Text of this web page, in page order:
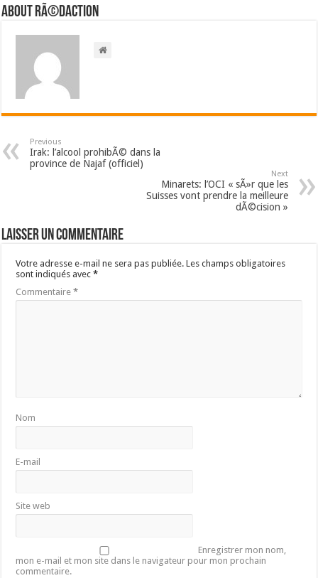
About RÃ©daction
Previous
Irak: l’alcool prohibÃ© dans la
province de Najaf (officiel)
Next
Minarets: l’OCI « sÃ»r que les
Suisses vont prendre la meilleure
dÃ©cision »
Laisser un commentaire
Votre adresse e-mail ne sera pas publiée. Les champs obligatoires
sont indiqués avec*
Commentaire*
Nom
E-mail
Site web
Enregistrer mon nom,
mon e-mail et mon site dans le navigateur pour mon prochain
commentaire.